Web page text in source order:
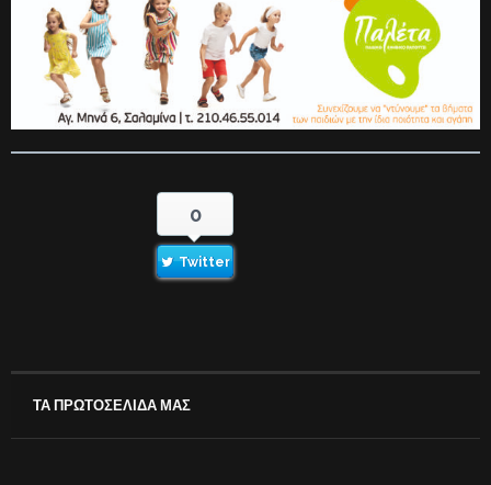
0
Twitter
ΤΑ ΠΡΩΤΟΣΕΛΙΔΑ ΜΑΣ